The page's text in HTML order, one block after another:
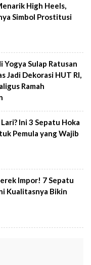
High Heels,
Simbol Prostitusi
Yogya Sulap Ratusan
Jadi Dekorasi HUT RI,
Ramah
Ini 3 Sepatu Hoka
Pemula yang Wajib
Impor! 7 Sepatu
Kualitasnya Bikin